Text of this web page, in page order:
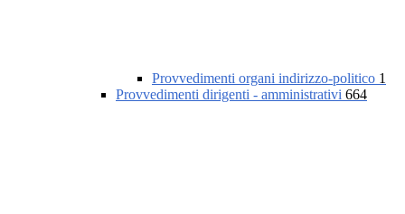
Provvedimenti organi indirizzo-politico 1
Provvedimenti dirigenti - amministrativi 664